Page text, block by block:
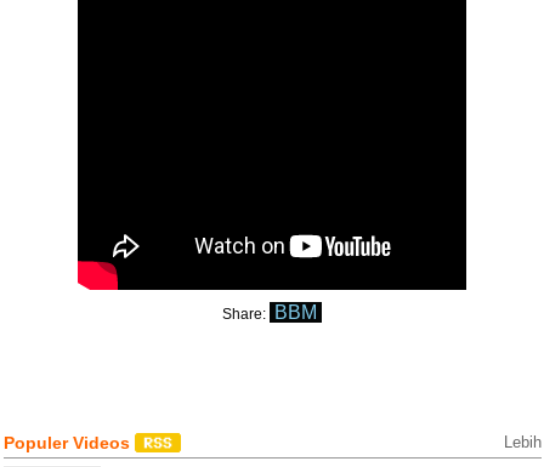
Share: BBM
Populer Videos Lebih